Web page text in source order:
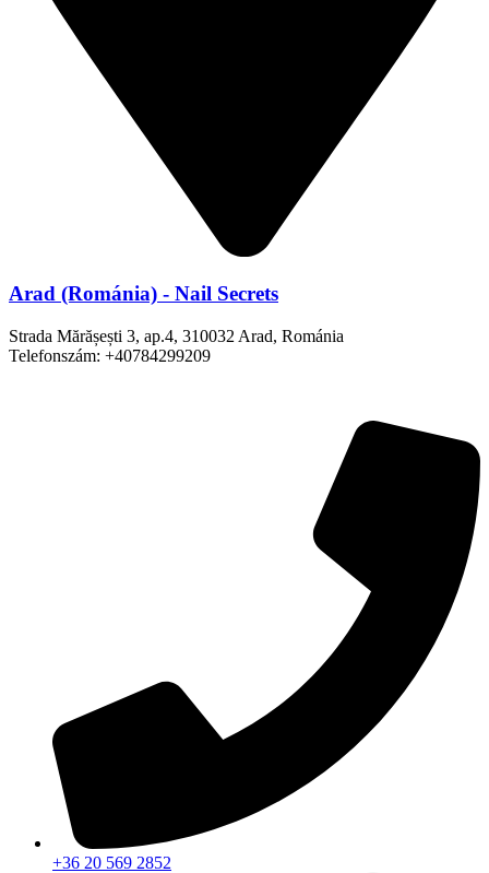
Arad (Románia) - Nail Secrets
Strada Mărășești 3, ap.4, 310032 Arad, Románia
Telefonszám: +40784299209
+36 20 569 2852